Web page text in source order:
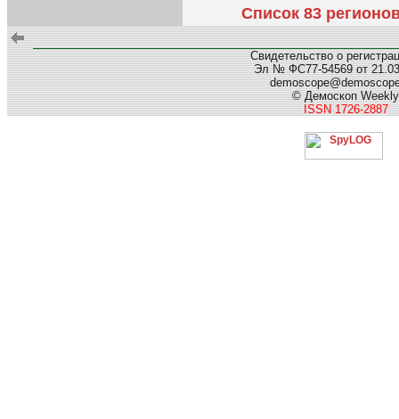
Список 83
Свидетельство о
Эл № ФС77-54569 от
© Демоскоп Weekly
ISSN 1726-2887